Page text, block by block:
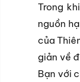
Trong
nguồn
của
giản về
Bạn với